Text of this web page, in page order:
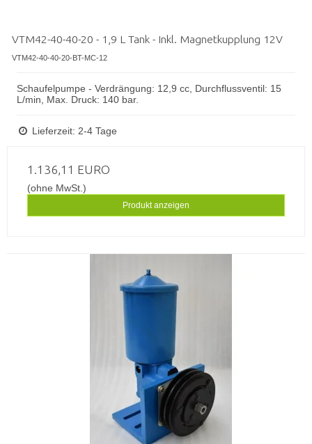
VTM42-40-40-20 - 1,9 L Tank - Inkl. Magnetkupplung 12V
VTM42-40-40-20-BT-MC-12
Schaufelpumpe - Verdrängung: 12,9 cc, Durchflussventil: 15
L/min, Max. Druck: 140 bar.
Lieferzeit: 2-4 Tage
1.136,11 EURO
(ohne MwSt.)
Produkt anzeigen